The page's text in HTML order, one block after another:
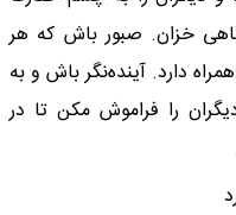
خزان. صبور باش که هر
دارد. آینده‌نگر باش و به
را فراموش مکن تا در